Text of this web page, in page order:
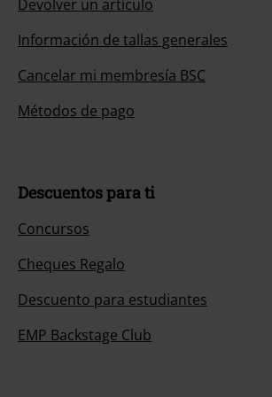
Devolver un artículo
Información de tallas generales
Cancelar mi membresía BSC
Métodos de pago
Descuentos para ti
Concursos
Cheques Regalo
Descuento para estudiantes
EMP Backstage Club